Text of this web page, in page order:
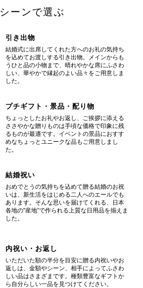
シーンで選ぶ
引き出物
結婚式に出席してくれた方へのお礼の気持ち
を込めてお渡しする引き出物。メインからも
うひと品の小物まで、晴れやかな席にふさわ
しい、華やかで縁起のよい品々をご用意しま
した。
プチギフト・景品・配り物
ちょっとしたお礼やお返し、ご挨拶に添える
ささやかな贈りものは手頃な価格で印象に残
るものが最適です。イベントの景品におすす
めなちょっとユニークな品もご用意しまし
た。
結婚祝い
おめでとうの気持ちを込めて贈る結婚のお祝
いは、新生活をはじめる二人へのエールでも
あります。そんな思いを届けてくれる、日本
各地の"産地”で作られる上質な日用品を揃えま
した。
内祝い・お返し
いただいた額の半分を目安に贈る内祝いやお
返しは、金額やシーン、相手によってふさわ
しい品はさまざまです。種類豊富なギフトか
ら自分らしい一品を見つけてください。